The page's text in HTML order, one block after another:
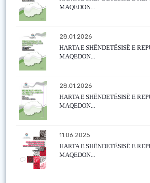
MAQEDON...
28.01.2026
HARTA E SHËNDETËSISË E
MAQEDON...
28.01.2026
HARTA E SHËNDETËSISË E
MAQEDON...
11.06.2025
HARTA E SHËNDETËSISË E
MAQEDON...